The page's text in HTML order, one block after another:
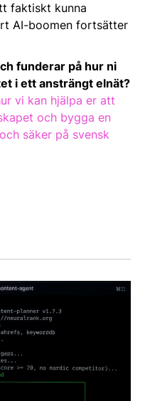
faktiskt kunna
AI-boomen fortsätter
funderar på hur ni
i ett ansträngt elnät?
vi kan hjälpa er att
och bygga en
säker på svensk